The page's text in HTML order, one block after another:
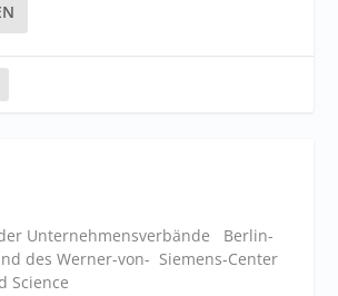
Unternehmensverbände Berlin-
des Werner-von- Siemens-Center
Science